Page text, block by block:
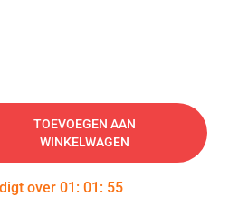
TOEVOEGEN AAN
WINKELWAGEN
over 01 : 01 : 55